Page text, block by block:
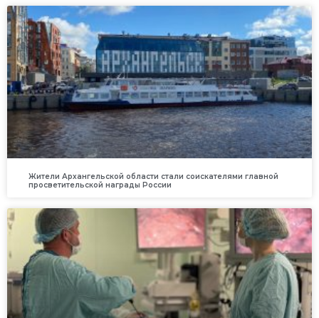
Жители Архангельской области стали соискателями главной
просветительской награды России